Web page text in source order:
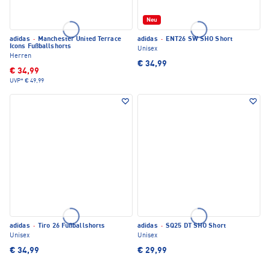
adidas · Manchester United Terrace
Icons Fußballshorts
Herren
€ 34,99
UVP* € 49,99
Neu
adidas · ENT26 SW SHO Short
Unisex
€ 34,99
adidas ·
Tiro 26 Fußballshorts
Unisex
€ 34,99
adidas · SQ25 DT SHO Short
Unisex
€ 29,99